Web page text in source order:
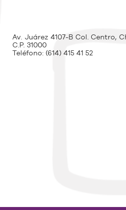
Av. Juárez 4107-B Col. Centro,
C.P. 31000
Teléfono: (614) 415 41 52